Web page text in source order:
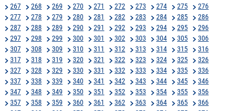
267
268 269 270 271 272 273 274 275
276
277
278 279 280 281 282 283 284 285
286
287
288 289 290 291 292 293 294 295
296
297
298 299 300 301 302 303 304 305
306
307
308 309 310 311 312 313 314 315
316
317
318 319 320 321 322 323 324 325
326
327
328 329 330 331 332 333 334 335
336
337
338 339 340 341 342 343 344 345
346
347
348 349 350 351 352 353 354 355
356
357
358 359 360 361 362 363 364 365
366